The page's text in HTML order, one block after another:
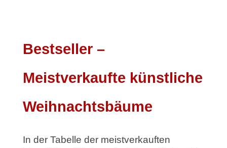
Bestseller –
Meistverkaufte künstliche
Weihnachtsbäume
In der Tabelle der meistverkauften